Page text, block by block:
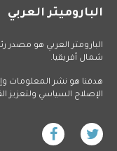
الباروميتر العربي
البارومتر العربي هو
شمال أفريقيا.
هدفنا هو نشر المعلومات
الإصلاح السياسي ولتعزيز